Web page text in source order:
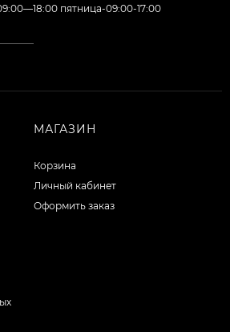
понедельник - четверг 09:00—18:00 пятница-09:00-17:00
МАГАЗИН
Корзина
Личный кабинет
Оформить заказ